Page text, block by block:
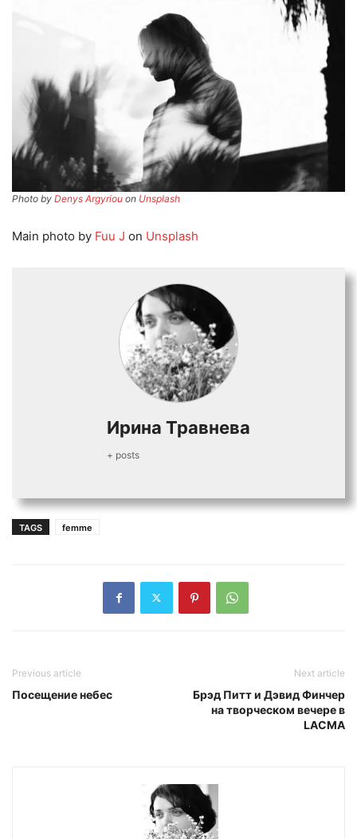
Photo by Denys Argyriou on Unsplash
Main photo by Fuu J on Unsplash
Ирина Травнева
+ posts
TAGS femme
Previous article
Посещение небес
Next article
Брэд Питт и Дэвид Финчер
на творческом вечере в
LACMA